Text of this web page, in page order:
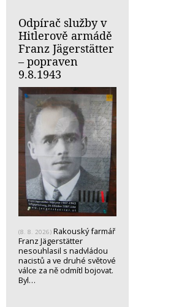
Odpírač služby v
Hitlerově armádě
Franz Jägerstätter
– popraven
9.8.1943
(8. 8. 2026) Rakouský farmář
Franz Jägerstätter
nesouhlasil s nadvládou
nacistů a ve druhé světové
válce za ně odmítl bojovat.
Byl…